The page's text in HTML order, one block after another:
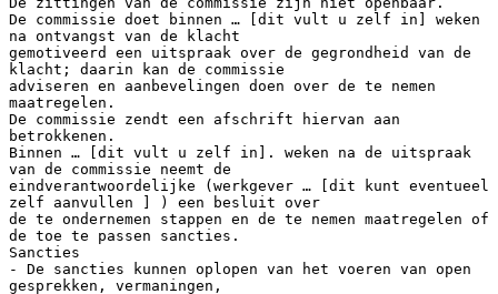
De commissie doet binnen … [dit vult u zelf in] weken
na ontvangst van de klacht
gemotiveerd een uitspraak over de gegrondheid van de
klacht; daarin kan de commissie
adviseren en aanbevelingen doen over de te nemen
maatregelen.
De commissie zendt een afschrift hiervan aan
betrokkenen.
Binnen … [dit vult u zelf in]. weken na de uitspraak
van de commissie neemt de
eindverantwoordelijke (werkgever … [dit kunt eventueel
zelf aanvullen ] ) een besluit over
de te ondernemen stappen en de te nemen maatregelen of
de toe te passen sancties.
Sancties
- De sancties kunnen oplopen van het voeren van open
gesprekken, vermaningen,